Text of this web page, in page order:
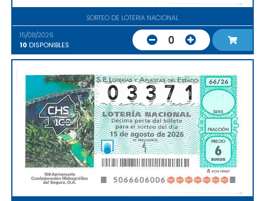
SORTEO DE LOTERIA NACIONAL
15/08/2026
10 DISPONIBLES 0